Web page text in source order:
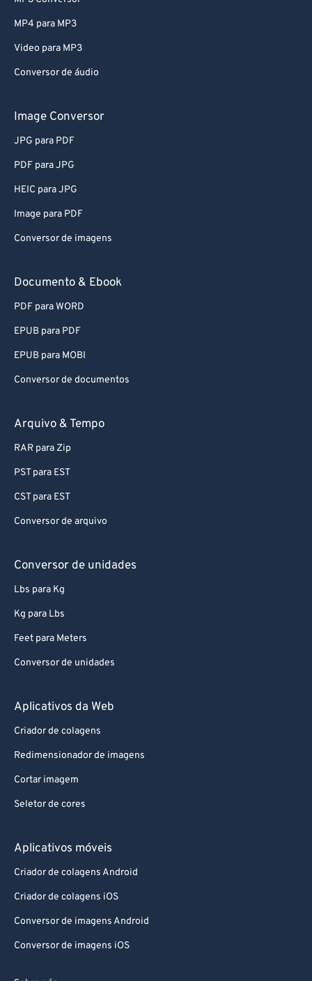
MP4 para MP3
Video para MP3
Conversor de áudio
Image Conversor
JPG para PDF
PDF para JPG
HEIC para JPG
Image para PDF
Conversor de imagens
Documento & Ebook
PDF para WORD
EPUB para PDF
EPUB para MOBI
Conversor de documentos
Arquivo & Tempo
RAR para Zip
PST para EST
CST para EST
Conversor de arquivo
Conversor de unidades
Lbs para Kg
Kg para Lbs
Feet para Meters
Conversor de unidades
Aplicativos da Web
Criador de colagens
Redimensionador de imagens
Cortar imagem
Seletor de cores
Aplicativos móveis
Criador de colagens Android
Criador de colagens iOS
Conversor de imagens Android
Conversor de imagens iOS